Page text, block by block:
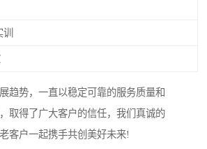
趋势，一直以稳定可靠的服务质量和
取得了广大客户的信任，我们真诚的
客户一起携手共创美好未来!